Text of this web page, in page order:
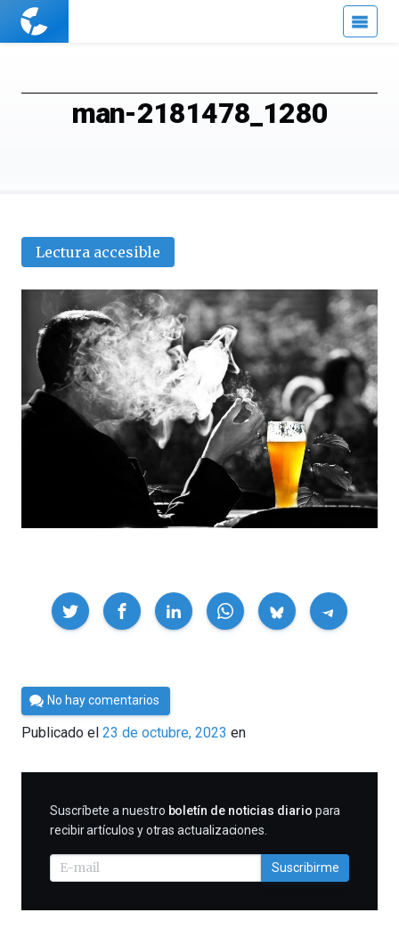
Cuaderno
man-2181478_1280
Lectura accesible
Compartir
Por
César
Tomé
No hay comentarios
Publicado el 23 de octubre, 2023 en
SUSCRIBIRME
Suscríbete a nuestro boletín de noticias diario para
recibir artículos y otras actualizaciones.
Suscribirme